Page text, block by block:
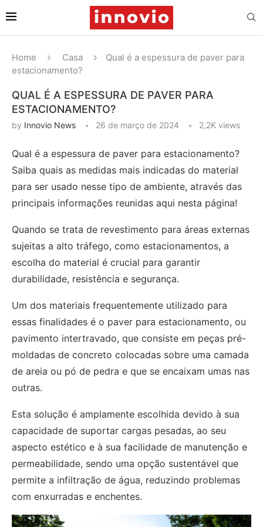
Home Casa
Qual é a espessura de paver para
estacionamento?
QUAL É A ESPESSURA DE PAVER PARA
ESTACIONAMENTO?
by Innovio News 26 de março de 2024 2,2K views
Qual é a espessura de paver para estacionamento?
Saiba quais as medidas mais indicadas do material
para ser usado nesse tipo de ambiente, através das
principais informações reunidas aqui nesta página!
Quando se trata de revestimento para áreas externas
sujeitas a alto tráfego, como estacionamentos, a
escolha do material é crucial para garantir
durabilidade, resistência e segurança.
Um dos materiais frequentemente utilizado para
essas finalidades é o paver para estacionamento, ou
pavimento intertravado, que consiste em peças pré-
moldadas de concreto colocadas sobre uma camada
de areia ou pó de pedra e que se encaixam umas nas
outras.
Esta solução é amplamente escolhida devido à sua
capacidade de suportar cargas pesadas, ao seu
aspecto estético e à sua facilidade de manutenção e
permeabilidade, sendo uma opção sustentável que
permite a infiltração de água, reduzindo problemas
com enxurradas e enchentes.